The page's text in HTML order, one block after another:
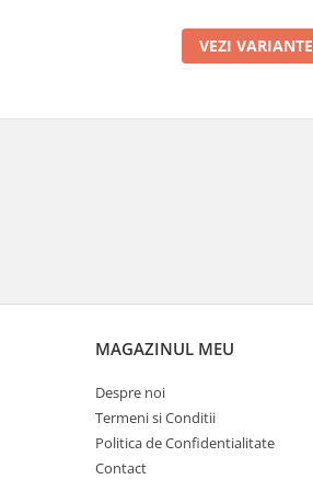
VEZI VARIANTE
MAGAZINUL MEU
Despre noi
Termeni si Conditii
Politica de Confidentialitate
Contact